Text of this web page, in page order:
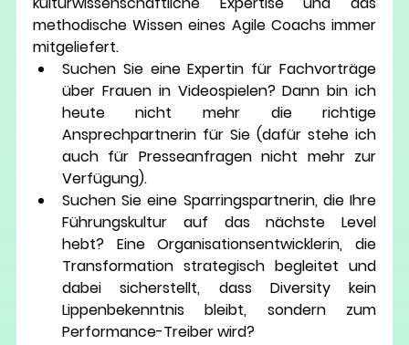
methodische Wissen eines Agile Coachs immer
mitgeliefert.
Suchen Sie eine Expertin für Fachvorträge
über Frauen in Videospielen? Dann bin ich
heute nicht mehr die richtige
Ansprechpartnerin für Sie (dafür stehe ich
auch für Presseanfragen nicht mehr zur
Verfügung).
Suchen Sie eine Sparringspartnerin, die Ihre
Führungskultur auf das nächste Level
hebt? Eine Organisationsentwicklerin, die
Transformation strategisch begleitet und
dabei sicherstellt, dass Diversity kein
Lippenbekenntnis bleibt, sondern zum
Performance-Treiber wird?